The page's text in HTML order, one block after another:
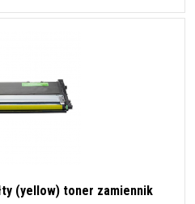
(yellow) toner zamiennik